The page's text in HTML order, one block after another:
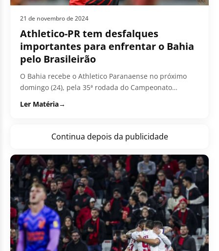
21 de novembro de 2024
Athletico-PR tem desfalques
importantes para enfrentar o Bahia
pelo Brasileirão
O Bahia recebe o Athletico Paranaense no próximo
domingo (24), pela 35ª rodada do Campeonato
Ler Matéria→
Continua depois da publicidade